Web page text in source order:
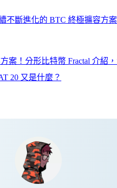
不斷進化的 BTC 終極擴容方案
案！分形比特幣 Fractal 介紹
20 又是什麼？